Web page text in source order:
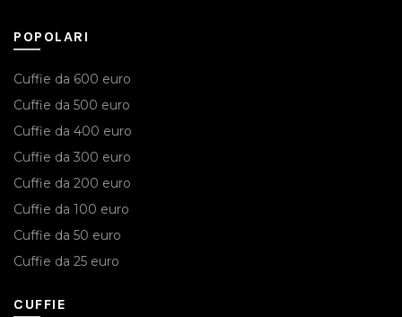
POPOLARI
Cuffie da 600 euro
Cuffie da 500 euro
Cuffie da 400 euro
Cuffie da 300 euro
Cuffie da 200 euro
Cuffie da 100 euro
Cuffie da 50 euro
Cuffie da 25 euro
CUFFIE